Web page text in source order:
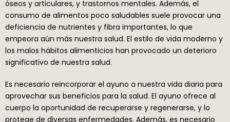
óseos y articulares, y trastornos mentales. Además, el
consumo de alimentos poco saludables suele provocar una
deficiencia de nutrientes y fibra importantes, lo que
empeora aún más nuestra salud. El estilo de vida moderno y
los malos hábitos alimenticios han provocado un deterioro
significativo de nuestra salud.
Es necesario reincorporar el ayuno a nuestra vida diaria para
aprovechar sus beneficios para la salud. El ayuno ofrece al
cuerpo la oportunidad de recuperarse y regenerarse, y lo
protege de diversas enfermedades. Además, es necesario